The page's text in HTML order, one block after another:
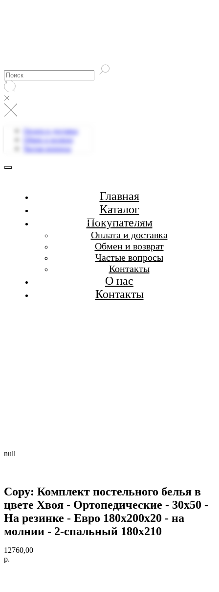
Бесплатная доставка при заказе от 7 000 р.
null
Оплата и доставка
Обмен и возврат
Частые вопросы
Главная
Каталог
Покупателям
Оплата и доставка
Обмен и возврат
Частые вопросы
Контакты
О нас
Контакты
Copy: Комплект постельного белья в
цвете Хвоя - Ортопедические - 30х50 -
На резинке - Евро 180х200х20 - на
молнии - 2-спальный 180х210
12760,00
р.